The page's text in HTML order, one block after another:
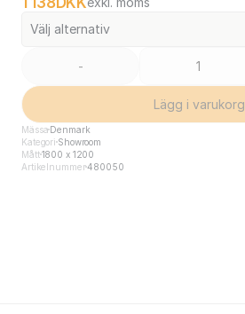
Välj alternativ
-
Lägg i varukorg
Mässa Denmark
Kategori Showroom
Mått1800 x 1200
Artikelnummer480050